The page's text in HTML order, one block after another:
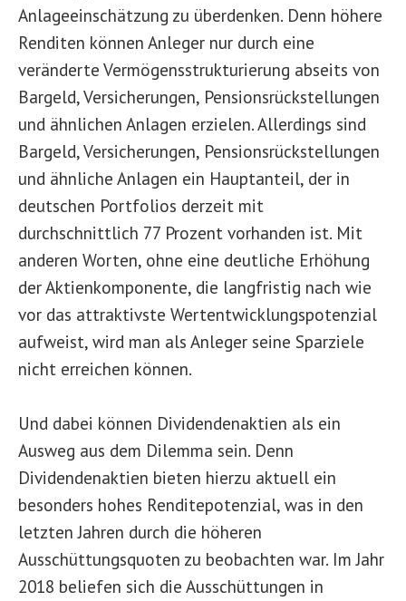
Anlageeinschätzung zu überdenken. Denn höhere
Renditen können Anleger nur durch eine
veränderte Vermögensstrukturierung abseits von
Bargeld, Versicherungen, Pensionsrückstellungen
und ähnlichen Anlagen erzielen. Allerdings sind
Bargeld, Versicherungen, Pensionsrückstellungen
und ähnliche Anlagen ein Hauptanteil, der in
deutschen Portfolios derzeit mit
durchschnittlich 77 Prozent vorhanden ist. Mit
anderen Worten, ohne eine deutliche Erhöhung
der Aktienkomponente, die langfristig nach wie
vor das attraktivste Wertentwicklungspotenzial
aufweist, wird man als Anleger seine Sparziele
nicht erreichen können.
Und dabei können Dividendenaktien als ein
Ausweg aus dem Dilemma sein. Denn
Dividendenaktien bieten hierzu aktuell ein
besonders hohes Renditepotenzial, was in den
letzten Jahren durch die höheren
Ausschüttungsquoten zu beobachten war. Im Jahr
2018 beliefen sich die Ausschüttungen in